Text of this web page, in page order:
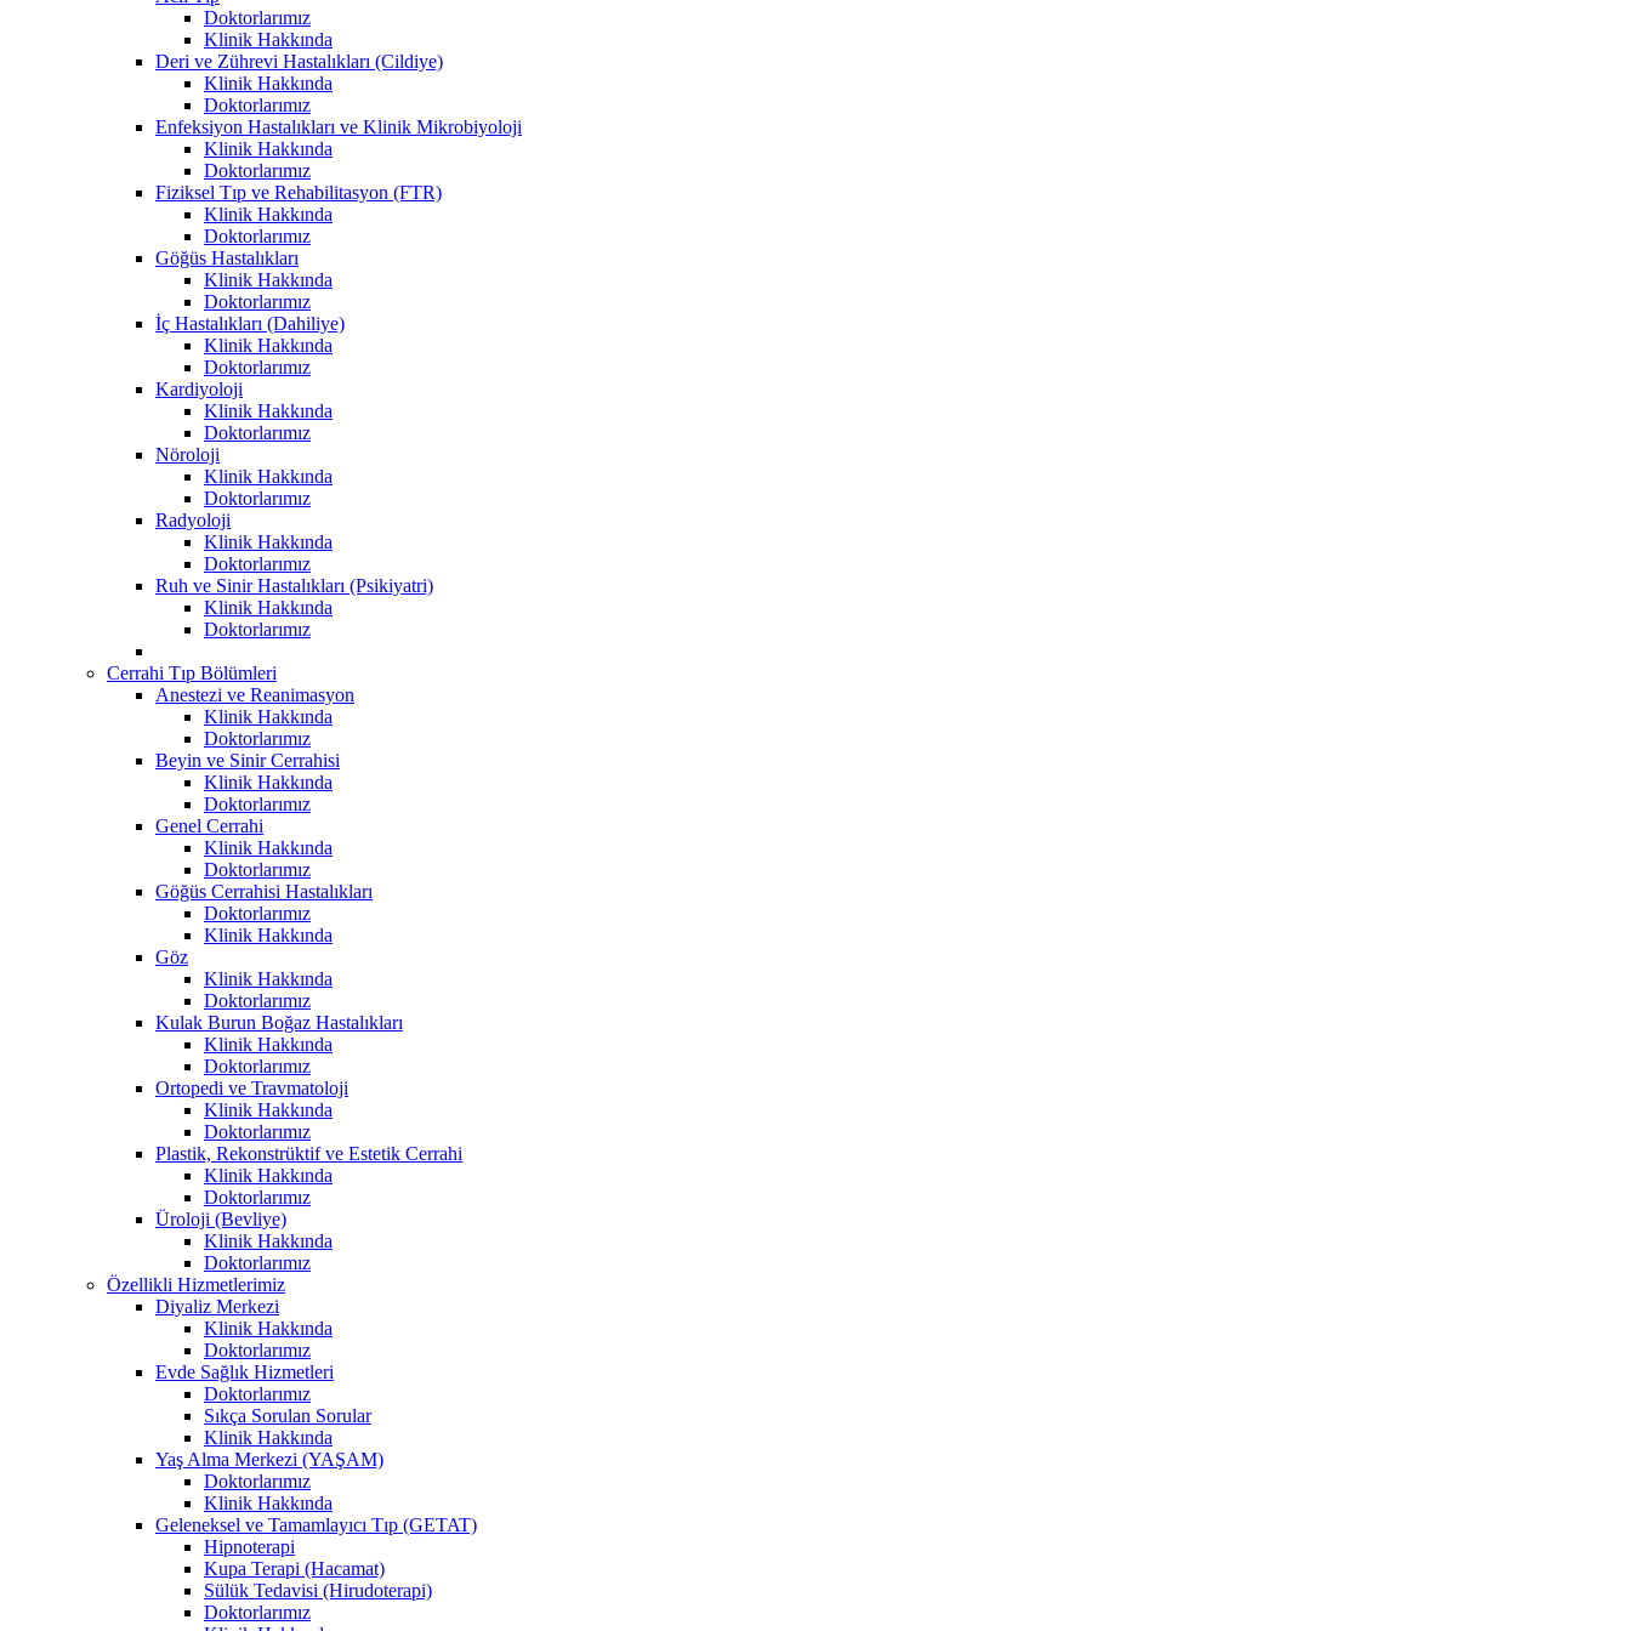
Doktorlarımız
Klinik Hakkında
Deri ve Zührevi Hastalıkları (Cildiye)
Klinik Hakkında
Doktorlarımız
Enfeksiyon Hastalıkları ve Klinik Mikrobiyoloji
Klinik Hakkında
Doktorlarımız
Fiziksel Tıp ve Rehabilitasyon (FTR)
Klinik Hakkında
Doktorlarımız
Göğüs Hastalıkları
Klinik Hakkında
Doktorlarımız
İç Hastalıkları (Dahiliye)
Klinik Hakkında
Doktorlarımız
Kardiyoloji
Klinik Hakkında
Doktorlarımız
Nöroloji
Klinik Hakkında
Doktorlarımız
Radyoloji
Klinik Hakkında
Doktorlarımız
Ruh ve Sinir Hastalıkları (Psikiyatri)
Klinik Hakkında
Doktorlarımız
Cerrahi Tıp Bölümleri
Anestezi ve Reanimasyon
Klinik Hakkında
Doktorlarımız
Beyin ve Sinir Cerrahisi
Klinik Hakkında
Doktorlarımız
Genel Cerrahi
Klinik Hakkında
Doktorlarımız
Göğüs Cerrahisi Hastalıkları
Doktorlarımız
Klinik Hakkında
Göz
Klinik Hakkında
Doktorlarımız
Kulak Burun Boğaz Hastalıkları
Klinik Hakkında
Doktorlarımız
Ortopedi ve Travmatoloji
Klinik Hakkında
Doktorlarımız
Plastik, Rekonstrüktif ve Estetik Cerrahi
Klinik Hakkında
Doktorlarımız
Üroloji (Bevliye)
Klinik Hakkında
Doktorlarımız
Özellikli Hizmetlerimiz
Diyaliz Merkezi
Klinik Hakkında
Doktorlarımız
Evde Sağlık Hizmetleri
Doktorlarımız
Sıkça Sorulan Sorular
Klinik Hakkında
Yaş Alma Merkezi (YAŞAM)
Doktorlarımız
Klinik Hakkında
Geleneksel ve Tamamlayıcı Tıp (GETAT)
Hipnoterapi
Kupa Terapi (Hacamat)
Sülük Tedavisi (Hirudoterapi)
Doktorlarımız